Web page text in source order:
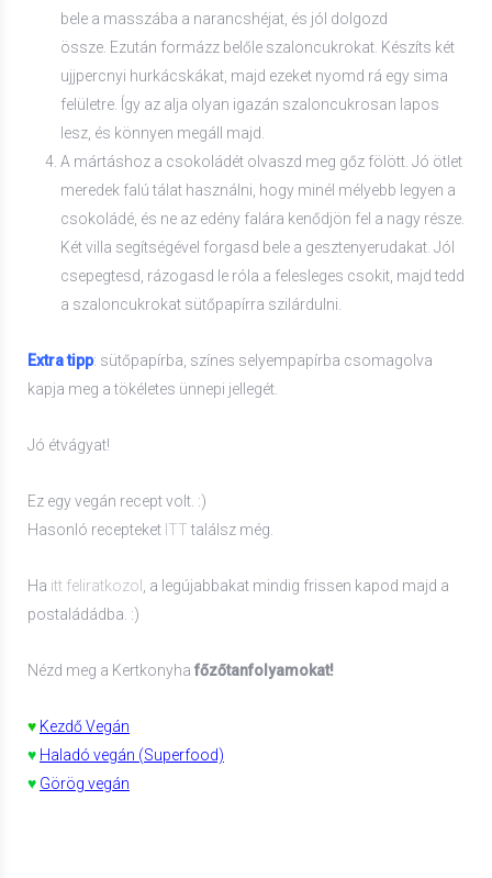
bele a masszába a narancshéjat, és jól dolgozd
össze. Ezután formázz belőle szaloncukrokat. Készíts két
ujjpercnyi hurkácskákat, majd ezeket nyomd rá egy sima
felületre. Így az alja olyan igazán szaloncukrosan lapos
lesz, és könnyen megáll majd.
A mártáshoz a csokoládét olvaszd meg gőz fölött. Jó ötlet
meredek falú tálat használni, hogy minél mélyebb legyen a
csokoládé, és ne az edény falára kenődjön fel a nagy része.
Két villa segítségével forgasd bele a gesztenyerudakat. Jól
csepegtesd, rázogasd le róla a felesleges csokit, majd tedd
a szaloncukrokat sütőpapírra szilárdulni.
Extra tipp: sütőpapírba, színes selyempapírba csomagolva
kapja meg a tökéletes ünnepi jellegét.
Jó étvágyat!
Ez egy vegán recept volt. :)
Hasonló recepteket ITT találsz még.
Ha itt feliratkozol , a legújabbakat mindig frissen kapod majd a
postaládádba. :)
Nézd meg a Kertkonyha főzőtanfolyamokat!
♥ Kezdő Vegán
♥ Haladó vegán (Superfood)
♥ Görög vegán